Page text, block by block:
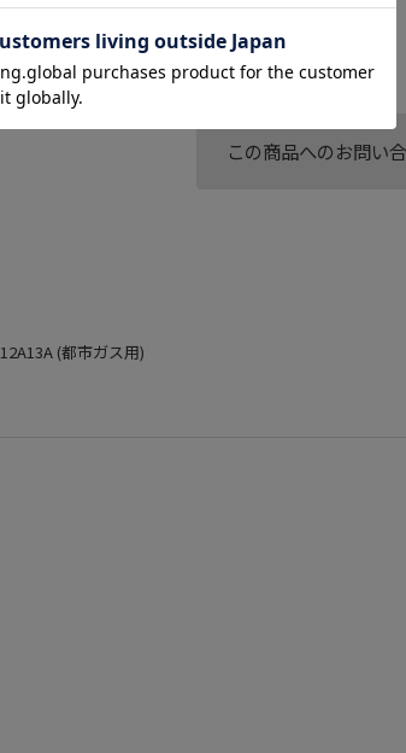
追い焚き：有
号数：16号
この商品へのお問い
(都市ガス用)